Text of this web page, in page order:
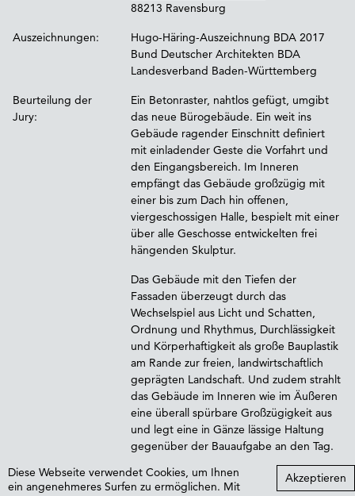
88213 Ravensburg
Auszeichnungen:
Hugo-Häring-Auszeichnung BDA 2017
Bund Deutscher Architekten BDA
Landesverband Baden-Württemberg
Beurteilung der
Jury:
Ein Betonraster, nahtlos gefügt, umgibt
das neue Bürogebäude. Ein weit ins
Gebäude ragender Einschnitt definiert
mit einladender Geste die Vorfahrt und
den Eingangsbereich. Im Inneren
empfängt das Gebäude großzügig mit
einer bis zum Dach hin offenen,
viergeschossigen Halle, bespielt mit einer
über alle Geschosse entwickelten frei
hängenden Skulptur.
Das Gebäude mit den Tiefen der
Fassaden überzeugt durch das
Wechselspiel aus Licht und Schatten,
Ordnung und Rhythmus, Durchlässigkeit
und Körperhaftigkeit als große Bauplastik
am Rande zur freien, landwirtschaftlich
geprägten Landschaft. Und zudem strahlt
das Gebäude im Inneren wie im Äußeren
eine überall spürbare Großzügigkeit aus
und legt eine in Gänze lässige Haltung
gegenüber der Bauaufgabe an den Tag.
Diese Webseite verwendet Cookies, um Ihnen
ein angenehmeres Surfen zu ermöglichen. Mit
Akzeptieren